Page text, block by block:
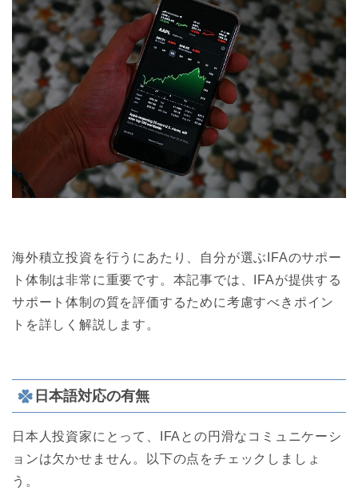
海外積立投資を行うにあたり、自分が選ぶIFAのサポー
ト体制は非常に重要です。本記事では、IFAが提供する
サポート体制の質を評価するために考慮すべきポイン
トを詳しく解説します。
日本語対応の有無
日本人投資家にとって、IFAとの円滑なコミュニケーシ
ョンは欠かせません。以下の点をチェックしましょ
う。